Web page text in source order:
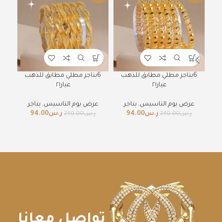
6بناجر مطلي مطابق للذهب
عيار٢١
عرض يوم التاسيس, بناجر
ر.س240.00 ر.س94.00
6بناجر مطلي مطابق للذهب
عيار٢١
عرض يوم التاسيس, بناجر
ر.س240.00 ر.س94.00